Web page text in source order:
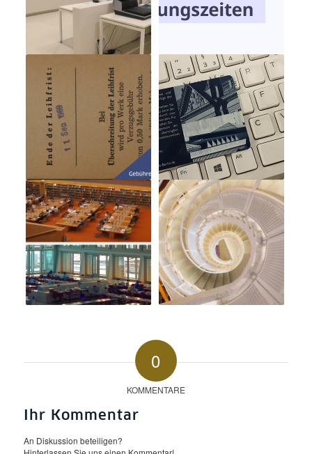
0
KOMMENTARE
Ihr Kommentar
An Diskussion beteiligen?